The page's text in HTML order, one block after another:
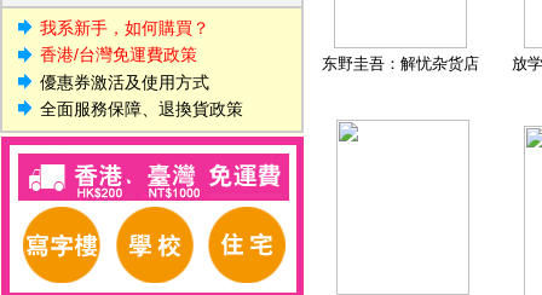
我系新手，如何購買？
香港/台灣免運費政策
優惠券激活及使用方式
全面服務保障、退換貨政策
东野圭吾：解忧杂货店 放